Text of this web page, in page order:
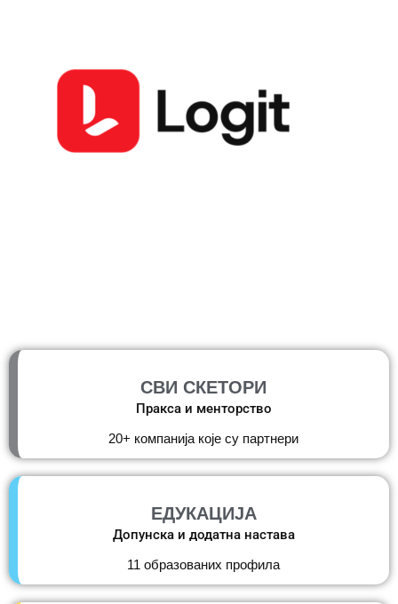
СВИ СКЕТОРИ
Пракса и менторство
20+ компанија које су партнери
ЕДУКАЦИЈА
Допунска и додатна настава
11 образованих профила